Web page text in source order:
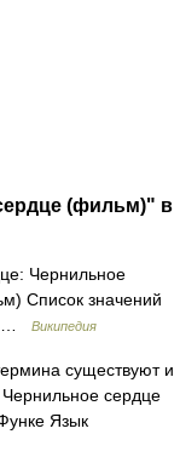
(фильм)" в
Чернильное
Список значений
…
Википедия
существуют и
сердце
Язык